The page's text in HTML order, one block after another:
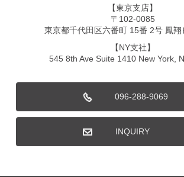
【東京支店】
〒102-0085
東京都千代田区六番町 15番 2号 鳳翔
【NY支社】
545 8th Ave Suite 1410 New York,
096-288-9069
INQUIRY